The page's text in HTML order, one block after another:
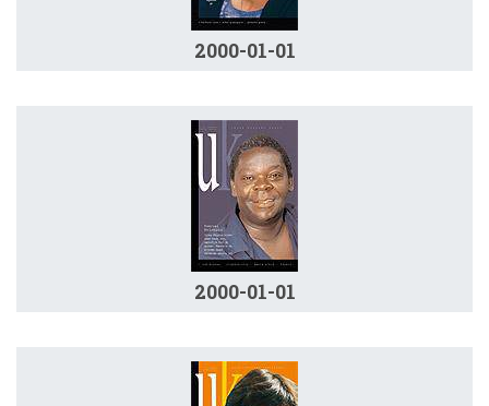
2000-01-01
2000-01-01